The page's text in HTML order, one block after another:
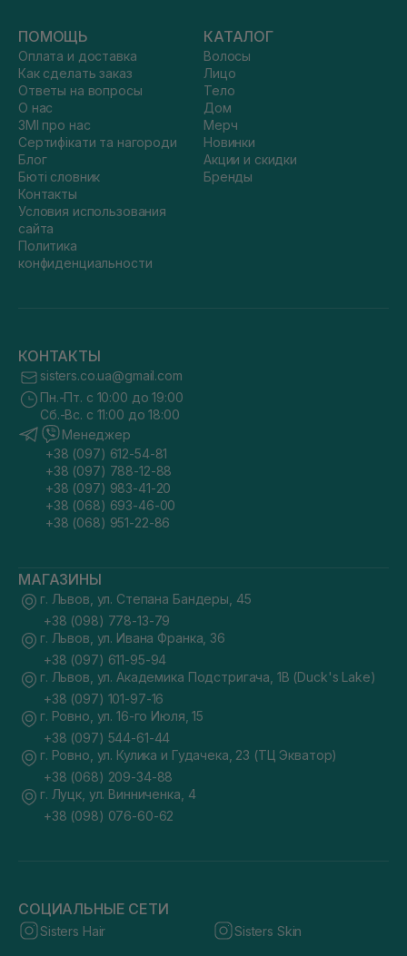
ПОМОЩЬ
Оплата и доставка
Как сделать заказ
Ответы на вопросы
О нас
ЗМІ про нас
Сертифікати та нагороди
Блог
Бюті словник
Контакты
Условия использования
сайта
Политика
конфиденциальности
КАТАЛОГ
Волосы
Лицо
Тело
Дом
Мерч
Новинки
Акции и скидки
Бренды
КОНТАКТЫ
sisters.co.ua@gmail.com
Пн.-Пт. с 10:00 до 19:00
Сб.-Вс. с 11:00 до 18:00
Менеджер
+38 (097) 612-54-81
+38 (097) 788-12-88
+38 (097) 983-41-20
+38 (068) 693-46-00
+38 (068) 951-22-86
МАГАЗИНЫ
г. Львов, ул. Степана Бандеры, 45
+38 (098) 778-13-79
г. Львов, ул. Ивана Франка, 36
+38 (097) 611-95-94
г. Львов, ул. Академика Подстригача, 1В (Duck's Lake)
+38 (097) 101-97-16
г. Ровно, ул. 16-го Июля, 15
+38 (097) 544-61-44
г. Ровно, ул. Кулика и Гудачека, 23 (ТЦ Экватор)
+38 (068) 209-34-88
г. Луцк, ул. Винниченка, 4
+38 (098) 076-60-62
СОЦИАЛЬНЫЕ СЕТИ
Sisters Hair Sisters Skin